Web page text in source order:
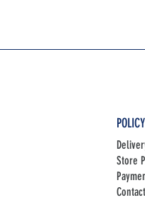
POLICY
Store
Contact